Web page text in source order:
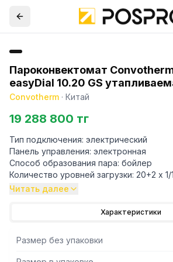
Пароконвектомат
easyDial 10.20 GS
Convotherm · Китай
19 288 800 тг
Тип подключения: электрический
Панель управления: электронная
Способ образования пара: бойлер
Количество уровней загрузки: 20+2 x 1/
Интервал между уровнями: 67 мм
Количество программ приготовления:
Встроенный душ
Система очистки: автоматическая
Читать далее
Характеристики
Размер без упаковки